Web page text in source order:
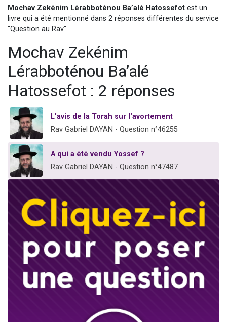
4 personnes viennent de nous rejoindre sur WhatsApp
Odaya vient de donner son Maasser
2 personnes viennent de faire un don pour Tsédaka : pauvres d'Israel
Mochav Zekénim Lérabboténou Ba’alé Hatossefot est un
livre qui a été mentionné dans 2 réponses différentes du service
"Question au Rav".
Mochav Zekénim
Lérabboténou Ba’alé
Hatossefot : 2 réponses
L'avis de la Torah sur l'avortement
Rav Gabriel DAYAN - Question n°46255
A qui a été vendu Yossef ?
Rav Gabriel DAYAN - Question n°47487